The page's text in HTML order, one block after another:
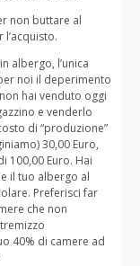
non buttare al
albergo, l’unica
noi il deperimento
hai venduto oggi
e venderlo
di “produzione”
30,00 Euro,
100,00 Euro. Hai
il tuo albergo al
Preferisci far
che non
40% di camere ad